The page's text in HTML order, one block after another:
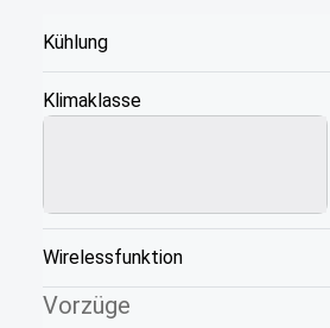
Vorzüge
Kühlung
Klimaklasse
Wirelessfunktion